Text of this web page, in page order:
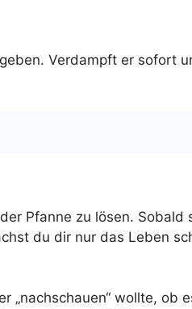
Verdampft er sofort
Pfanne zu lösen. Sobald
du dir nur das Leben
„nachschauen“ wollte, ob